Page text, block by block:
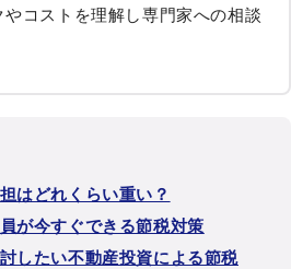
やコストを理解し専門家への相談
はどれくらい重い？
が今すぐできる節税対策
したい不動産投資による節税